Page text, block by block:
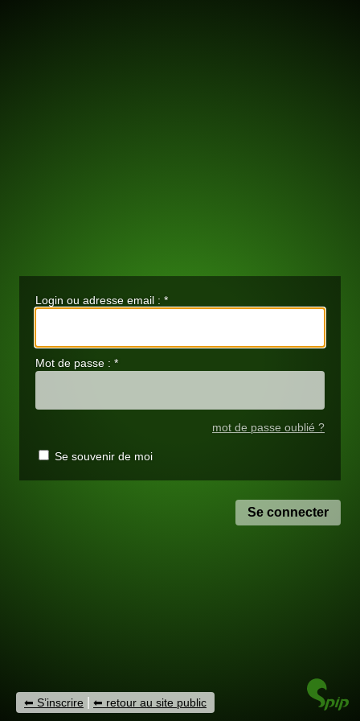
Login ou adresse email : *
Mot de passe : *
mot de passe oublié ?
Se souvenir de moi
S’inscrire retour au site public